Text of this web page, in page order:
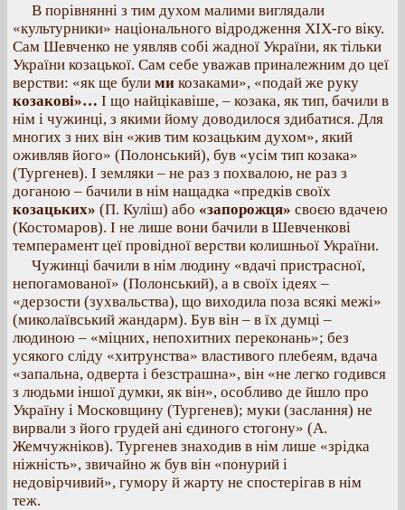
В порівнянні з тим духом малими виглядали
«культурники» національного відродження ХІХ-го віку.
Сам Шевченко не уявляв собі жадної України, як тільки
України козацької. Сам себе уважав приналежним до цеї
верстви: «як ще були ми козаками», «подай же руку
козакові»… І що найцікавіше, – козака, як тип, бачили в
нім і чужинці, з якими йому доводилося здибатися. Для
многих з них він «жив тим козацьким духом», який
оживляв його» (Полонський), був «усім тип козака»
(Тургенев). І земляки – не раз з похвалою, не раз з
доганою – бачили в нім нащадка «предків своїх
козацьких» (П. Куліш) або «запорожця» своєю вдачею
(Костомаров). І не лише вони бачили в Шевченкові
темперамент цеї провідної верстви колишньої України.
Чужинці бачили в нім людину «вдачі пристрасної,
непогамованої» (Полонський), а в своїх ідеях –
«дерзости (зухвальства), що виходила поза всякі межі»
(миколаївський жандарм). Був він – в їх думці –
людиною – «міцних, непохитних переконань»; без
усякого сліду «хитрунства» властивого плебеям, вдача
«запальна, одверта і безстрашна», він «не легко годився
з людьми іншої думки, як він», особливо де йшло про
Україну і Московщину (Тургенев); муки (заслання) не
вирвали з його грудей ані єдиного стогону» (А.
Жемчужніков). Тургенев знаходив в нім лише «зрідка
ніжність», звичайно ж був він «понурий і
недовірчивий», гумору й жарту не спостерігав в нім
теж.